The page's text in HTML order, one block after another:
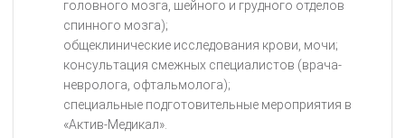
головного мозга, шейного и грудного отделов
спинного мозга);
общеклинические исследования крови, мочи;
консультация смежных специалистов (врача-
невролога, офтальмолога);
специальные подготовительные мероприятия в
«Актив-Медикал».